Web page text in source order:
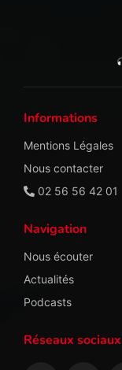
Informations
Mentions Légales
Nous contacter
02 56 56 42 01
Navigation
Nous écouter
Actualités
Podcasts
Réseaux sociaux